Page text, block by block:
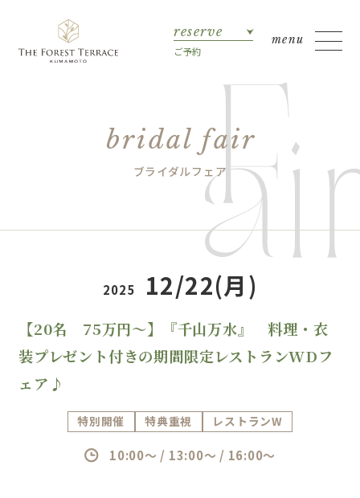
reserve
ご予約
bridal fair
ブライダルフェア
2025 12/22(月)
【20名 75万円～】『千山万水』 料理・衣
装プレゼント付きの期間限定レストランWDフ
ェア♪
特別開催 特典重視 レストランW
10:00～ / 13:00～ / 16:00～